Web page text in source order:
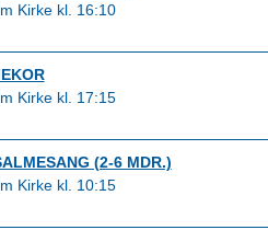
Kirke kl. 16:10
Kirke kl. 17:15
(2-6 MDR.)
Kirke kl. 10:15